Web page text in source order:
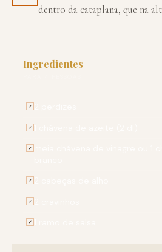
dentro da cataplana, que na
Ingredientes
✓
✓
✓
✓
✓
✓